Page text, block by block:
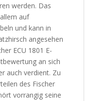
werden. Das
auf
und kann in
angesehen
ECU 1801 E-
an sich
auch verdient. Zu
des Fischer
vorrangig seine